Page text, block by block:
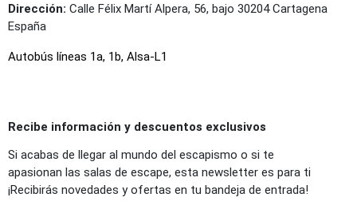
Dirección: Calle Félix Martí Alpera, 56, bajo 30204 Cartagena
España
Autobús líneas 1a, 1b, Alsa-L1
Recibe información y descuentos exclusivos
Si acabas de llegar al mundo del escapismo o si te
apasionan las salas de escape, esta newsletter es para ti
¡Recibirás novedades y ofertas en tu bandeja de entrada!